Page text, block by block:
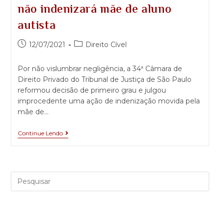
não indenizará mãe de aluno
autista
12/07/2021 Direito Cível
Por não vislumbrar negligência, a 34ª Câmara de
Direito Privado do Tribunal de Justiça de São Paulo
reformou decisão de primeiro grau e julgou
improcedente uma ação de indenização movida pela
mãe de…
Continue Lendo